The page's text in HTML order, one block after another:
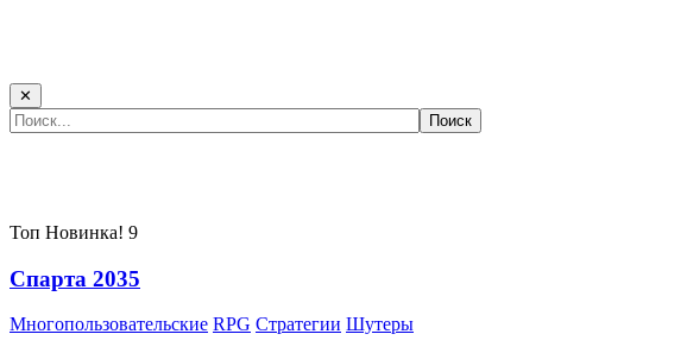
✕
Топ Новинка! 9
Спарта 2035
Многопользовательские RPG Стратегии Шутеры